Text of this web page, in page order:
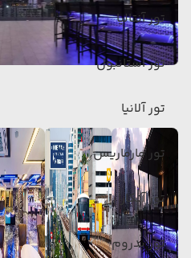
تور آنتالیا
تور استانبول
تور آلانیا
تور مارماریس
تور آنکارا
تور بدروم